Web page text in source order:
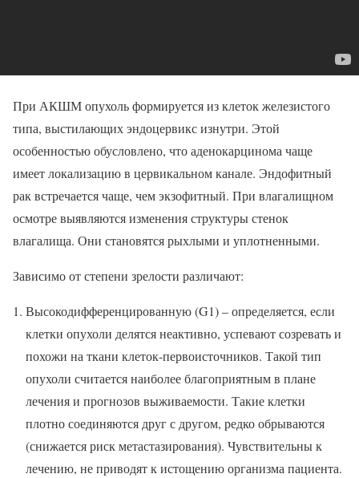
При АКШМ опухоль формируется из клеток железистого
типа, выстилающих эндоцервикс изнутри. Этой
особенностью обусловлено, что аденокарцинома чаще
имеет локализацию в цервикальном канале. Эндофитный
рак встречается чаще, чем экзофитный. При влагалищном
осмотре выявляются изменения структуры стенок
влагалища. Они становятся рыхлыми и уплотненными.
Зависимо от степени зрелости различают:
Высокодифференцированную (G1) – определяется, если
клетки опухоли делятся неактивно, успевают созревать и
похожи на ткани клеток-первоисточников. Такой тип
опухоли считается наиболее благоприятным в плане
лечения и прогнозов выживаемости. Такие клетки
плотно соединяются друг с другом, редко обрываются
(снижается риск метастазирования). Чувствительны к
лечению, не приводят к истощению организма пациента.